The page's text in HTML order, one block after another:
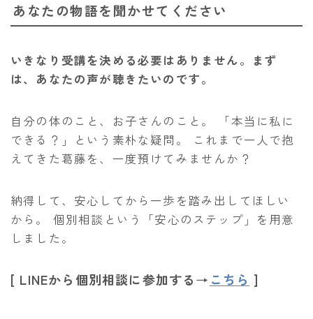
あなたの物語を聞かせてください
いきなり受講を決める必要はありません。まず
は、あなたの声が聴きたいのです。
自分の体のこと、お子さんのこと。 「本当に私に
できる？」という素朴な疑問。 これまで一人で抱
えてきた葛藤を、一度預けてみませんか？
納得して、安心してから一歩を踏み出してほしい
から。 個別相談という「安心のステップ」を用意
しました。
[ LINEから個別相談に参加する→ こちら ]